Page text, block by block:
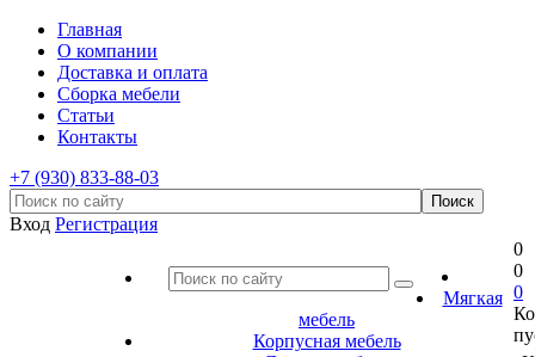
Главная
О компании
Доставка и оплата
Сборка мебели
Статьи
Контакты
+7 (930) 833-88-03
Вход Регистрация
Мягкая
мебель
Корпусная мебель
0
0
0